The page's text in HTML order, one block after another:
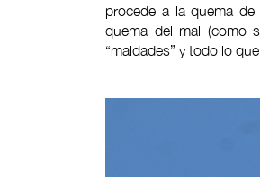
procede a la quema
quema del mal (como
“maldades” y todo lo